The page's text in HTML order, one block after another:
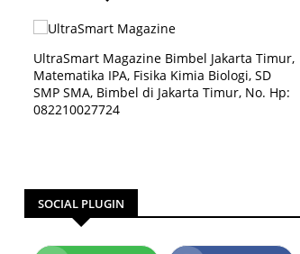
UltraSmart Magazine Bimbel Jakarta Timur,
Matematika IPA, Fisika Kimia Biologi, SD
SMP SMA, Bimbel di Jakarta Timur, No. Hp:
082210027724
SOCIAL PLUGIN